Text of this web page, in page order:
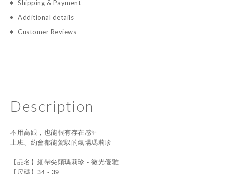
Shipping & Payment
Additional details
Customer Reviews
Description
不用高跟，也能很有存在感✨
上班、約會都能駕馭的氣場瑪莉珍
【品名】細帶尖頭瑪莉珍 - 微光優雅
【尺碼】34 - 39